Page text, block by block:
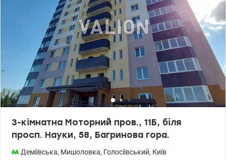
3-кімнатна Моторний пров., 11Б, біля
просп. Науки, 58, Багринова гора.
Деміївська, Мишоловка, Голосіївський, Київ